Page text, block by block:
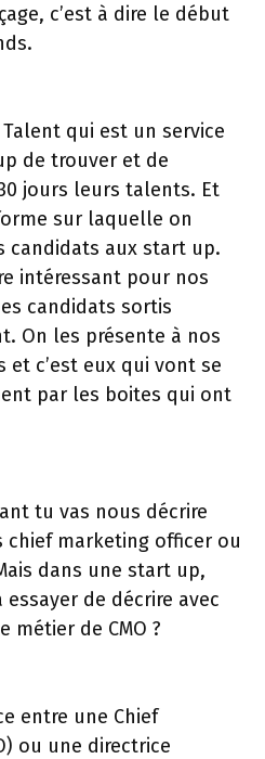
c’est à dire le début
Talent qui est un service
de trouver et de
jours leurs talents. Et
sur laquelle on
candidats aux start up.
intéressant pour nos
candidats sortis
On les présente à nos
et c’est eux qui vont se
par les boites qui ont
tu vas nous décrire
marketing officer ou
dans une start up,
essayer de décrire avec
métier de CMO ?
entre une Chief
ou une directrice